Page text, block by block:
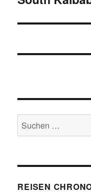
Suchen
nach:
REISEN